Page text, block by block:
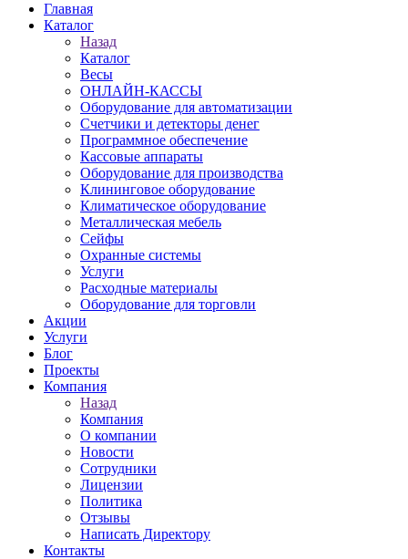
Главная
Каталог
Назад
Каталог
Весы
ОНЛАЙН-КАССЫ
Оборудование для автоматизации
Счетчики и детекторы денег
Программное обеспечение
Кассовые аппараты
Оборудование для производства
Клининговое оборудование
Климатическое оборудование
Металлическая мебель
Сейфы
Охранные системы
Услуги
Расходные материалы
Оборудование для торговли
Акции
Услуги
Блог
Проекты
Компания
Назад
Компания
О компании
Новости
Сотрудники
Лицензии
Политика
Отзывы
Написать Директору
Контакты